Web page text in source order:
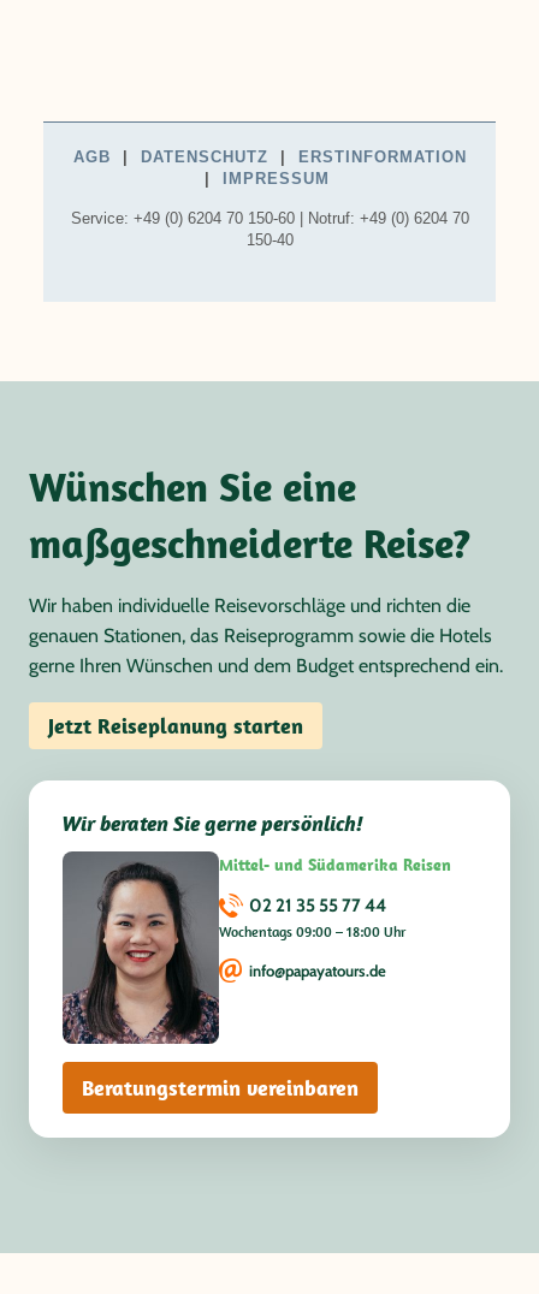
Wünschen Sie eine
maßgeschneiderte Reise?
Wir haben individuelle Reisevorschläge und richten die
genauen Stationen, das Reiseprogramm sowie die Hotels
gerne Ihren Wünschen und dem Budget entsprechend ein.
Jetzt Reiseplanung starten
Wir beraten Sie gerne persönlich!
Mittel- und Südamerika Reisen
02 21 35 55 77 44
Wochentags 09:00 – 18:00 Uhr
info@papayatours.de
Beratungstermin vereinbaren